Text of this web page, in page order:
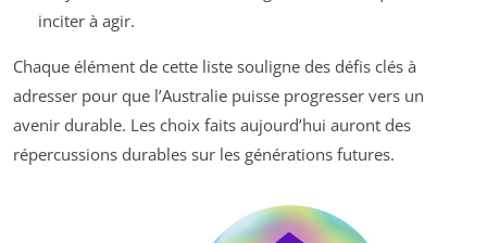
inciter à agir.
Chaque élément de cette liste souligne des défis clés à
adresser pour que l’Australie puisse progresser vers un
avenir durable. Les choix faits aujourd’hui auront des
répercussions durables sur les générations futures.